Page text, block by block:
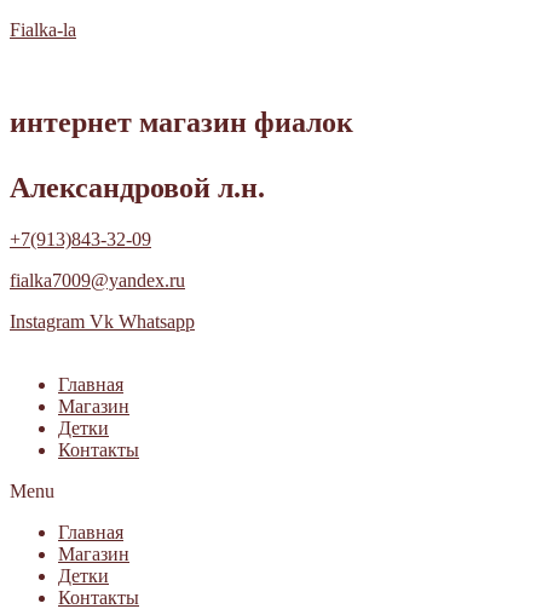
Fialka-la
интернет магазин фиалок
Александровой л.н.
+7(913)843-32-09
fialka7009@yandex.ru
Instagram Vk Whatsapp
Главная
Магазин
Детки
Контакты
Menu
Главная
Магазин
Детки
Контакты